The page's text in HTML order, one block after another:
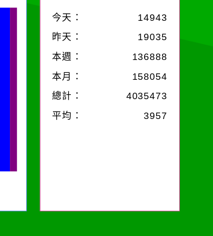
今天：
14943
昨天：
19035
本週： 136888
本月：
158054
總計：
4035473
平均：
3957